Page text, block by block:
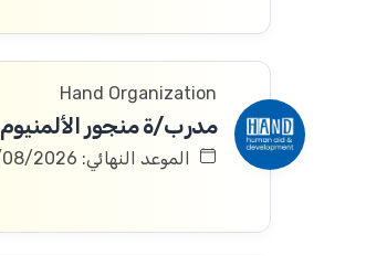
Hand Organization
مدرب/ة منجور الألمنيوم
الموعد النهائي: 01/08/2026